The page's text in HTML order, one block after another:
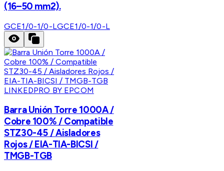
(16–50 mm2).
GCE1/0-1/0-LGCE1/0-1/0-L
LINKEDPRO BY EPCOM
Barra Unión Torre 1000A /
Cobre 100% / Compatible
STZ30-45 / Aisladores
Rojos / EIA-TIA-BICSI /
TMGB-TGB